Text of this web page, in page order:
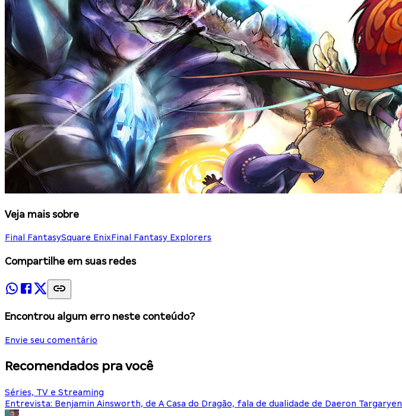
Veja mais sobre
Final FantasySquare EnixFinal Fantasy Explorers
Compartilhe em suas redes
Encontrou algum erro neste conteúdo?
Envie seu comentário
Recomendados pra você
Séries, TV e Streaming
Entrevista: Benjamin Ainsworth, de A Casa do Dragão, fala de dualidade de Daeron Targaryen